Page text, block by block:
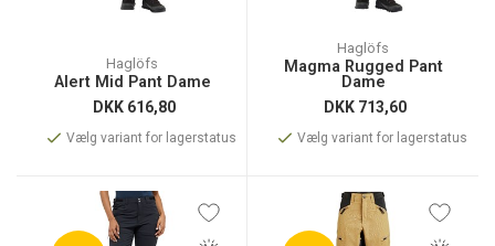
Haglöfs
Alert Mid Pant Dame
DKK 616,80
Vælg variant for lagerstatus
Haglöfs
Magma Rugged Pant
Dame
DKK 713,60
Vælg variant for lagerstatus